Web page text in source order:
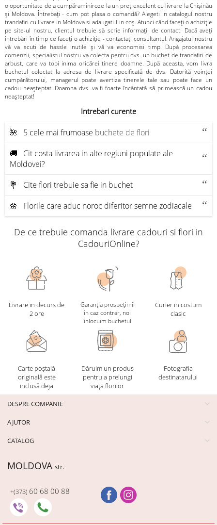
o oportunitate de a cumpăraminiroze la un preț excelent cu livrare la Chișinău
și Moldova. Întrebați - cum pot plasa o comandă? Alegeti in catalogul nostru
trandafiri cu livrare in Moldova si adaugati-l in coș. Atunci când faceți o achiziție
pe site-ul nostru, clientul trebuie să scrie informații de contact. Dacă aveți
întrebări în timp ce faceți o achiziție - contactați consultantul. Angajatul nostru
vă va scuti de hassle inutile și vă va economisi timp. După procesarea
comenzii, specialistul nostru va colecta pentru dvs. un buchet de trandafiri de
arbust, care va topi inima oricărei tinere doamne. După aceasta, vom livra
buchetul colectat la adresa de livrare specificată de dvs. Datorită voinței
cumpărătorului, managerul poate avertiza tinerele tale sau poate face un
cadou neașteptat. Doamna dvs. va fi foarte încântată să primească un cadou
neașteptat!
Intrebari curente
🌺 5 cele mai frumoase buchete de flori
🚚 Cit costa livrarea in alte regiuni populate ale
Moldovei?
💐 Cite flori trebuie sa fie in buchet
🌼 Florile care aduc noroc diferitor semne zodiacale
De ce trebuie comanda livrare cadouri si flori in
CadouriOnline?
Livrare in decurs de
2 ore
Garanția prospețimii
în caz contrar, noi
înlocuim buchetul
Curier in costum
clasic
Carte poștală
originală este
inclusă deja
Dăruim un produs
pentru a prelungi
viața florilor
Fotografia
destinatarului
DESPRE COMPANIE
AJUTOR
CATALOG
MOLDOVA str.
+(373) 60 68 00 88